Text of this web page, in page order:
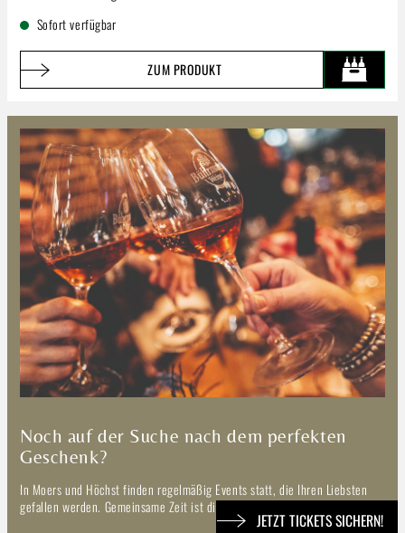
Sofort verfügbar
ZUM PRODUKT
Noch auf der Suche nach dem perfekten
Geschenk?
In Moers und Höchst finden regelmäßig Events statt, die Ihren Liebsten
gefallen werden. Gemeinsame Zeit ist die beste Zeit!
JETZT TICKETS SICHERN!